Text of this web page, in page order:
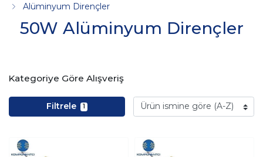
50W Alüminyum Dirençler
Alüminyum Dirençler
Kategoriye Göre Alışveriş
Filtrele 1